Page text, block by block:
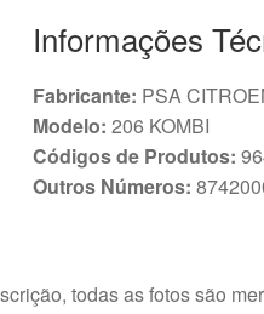
Informações
Fabricante: PSA
Modelo: 206 KOMBI
Códigos de Produtos:
Outros Números:
todas as fotos são